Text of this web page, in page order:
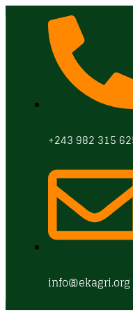
+243 982 315
info@ekagri.org